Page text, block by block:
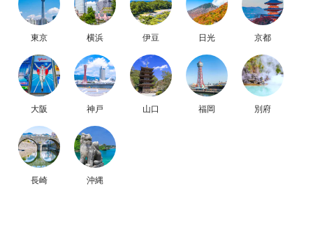
東京 横浜 伊豆 日光 京都
大阪 神戸 山口 福岡 別府
長崎 沖縄